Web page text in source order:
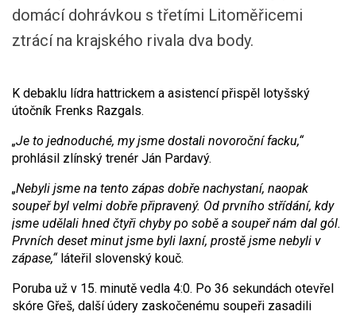
domácí dohrávkou s třetími Litoměřicemi
ztrácí na krajského rivala dva body.
K debaklu lídra hattrickem a asistencí přispěl lotyšský
útočník Frenks Razgals.
„Je to jednoduché, my jsme dostali novoroční facku,“
prohlásil zlínský trenér Ján Pardavý.
„Nebyli jsme na tento zápas dobře nachystaní, naopak
soupeř byl velmi dobře připravený. Od prvního střídání, kdy
jsme udělali hned čtyři chyby po sobě a soupeř nám dal gól.
Prvních deset minut jsme byli laxní, prostě jsme nebyli v
zápase,“láteřil slovenský kouč.
Poruba už v 15. minutě vedla 4:0. Po 36 sekundách otevřel
skóre Gřeš, další údery zaskočenému soupeři zasadili